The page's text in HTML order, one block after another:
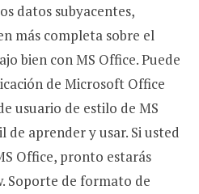
datos subyacentes,
más completa sobre el
bien con MS Office. Puede
de Microsoft Office
usuario de estilo de MS
de aprender y usar. Si usted
Office, pronto estarás
Soporte de formato de